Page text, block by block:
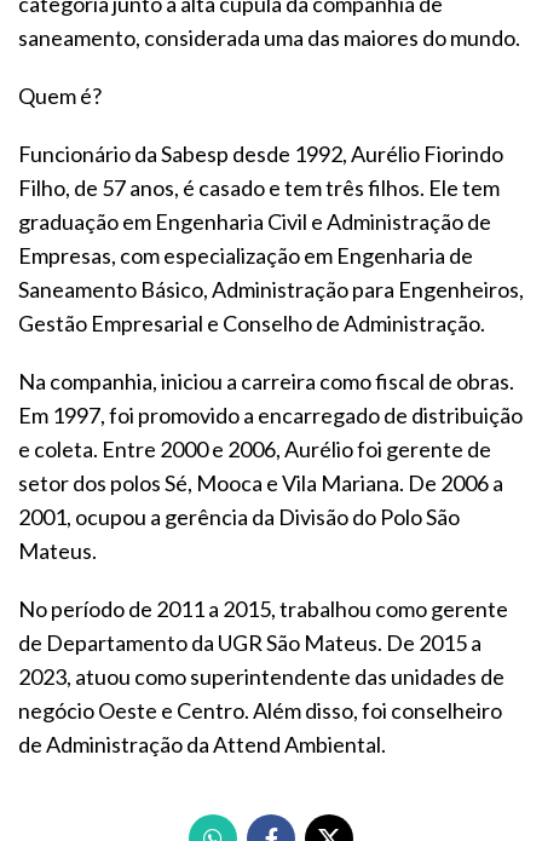
saneamento, considerada uma das maiores do mundo.
Quem é?
Funcionário da Sabesp desde 1992, Aurélio Fiorindo
Filho, de 57 anos, é casado e tem três filhos. Ele tem
graduação em Engenharia Civil e Administração de
Empresas, com especialização em Engenharia de
Saneamento Básico, Administração para Engenheiros,
Gestão Empresarial e Conselho de Administração.
Na companhia, iniciou a carreira como fiscal de obras.
Em 1997, foi promovido a encarregado de distribuição
e coleta. Entre 2000 e 2006, Aurélio foi gerente de
setor dos polos Sé, Mooca e Vila Mariana. De 2006 a
2001, ocupou a gerência da Divisão do Polo São
Mateus.
No período de 2011 a 2015, trabalhou como gerente
de Departamento da UGR São Mateus. De 2015 a
2023, atuou como superintendente das unidades de
negócio Oeste e Centro. Além disso, foi conselheiro
de Administração da Attend Ambiental.